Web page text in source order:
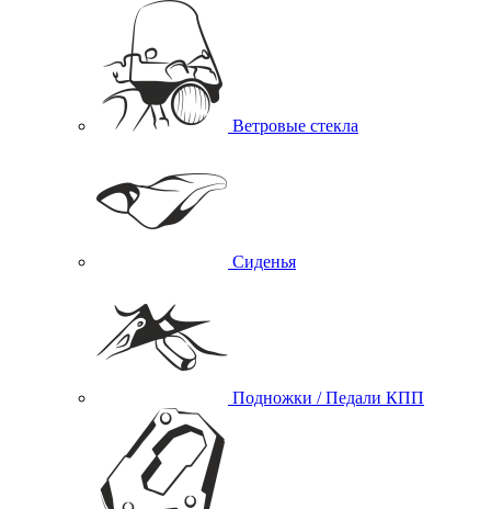
Ветровые стекла
Сиденья
Подножки / Педали КПП